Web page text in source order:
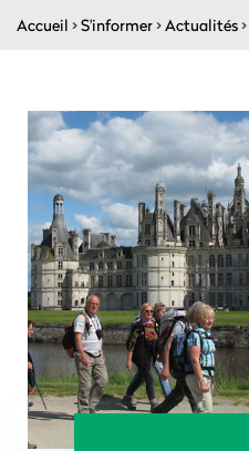
Accueil >S'informer>Actualités>